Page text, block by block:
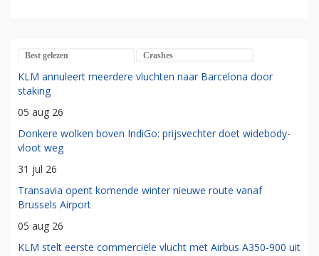
Best gelezen Crashes
KLM annuleert meerdere vluchten naar Barcelona door
staking
05 aug 26
Donkere wolken boven IndiGo: prijsvechter doet widebody-
vloot weg
31 jul 26
Transavia opent komende winter nieuwe route vanaf
Brussels Airport
05 aug 26
KLM stelt eerste commerciële vlucht met Airbus A350-900 uit